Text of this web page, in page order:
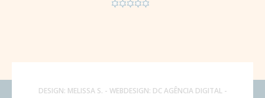
DESIGN: MELISSA S. - WEBDESIGN: DC AGÊNCIA DIGITAL-